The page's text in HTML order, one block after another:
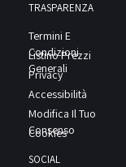
TRASPARENZA
Termini E
Condizioni
Generali
Listino Prezzi
Privacy
Accessibilità
Modifica Il Tuo
Consenso
Cookies
SOCIAL